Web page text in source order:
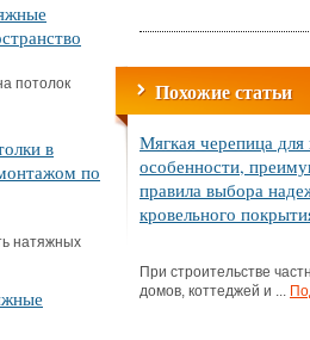
потолок
в
по
натяжных
Похожие статьи
Мягкая черепица
особенности,
правила выбора
кровельного
При строительстве
домов, коттеджей и ...